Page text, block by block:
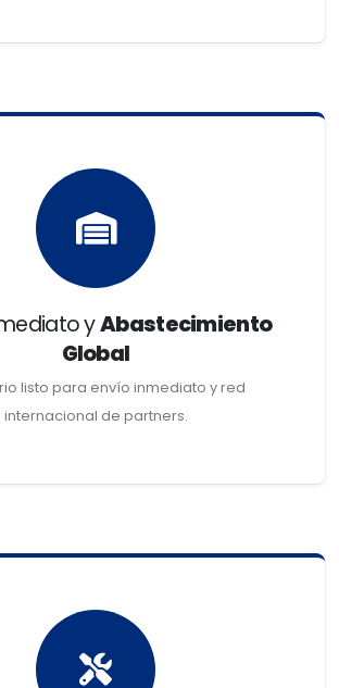
yAbastecimiento
Global
listo para envío inmediato y red
internacional de partners.